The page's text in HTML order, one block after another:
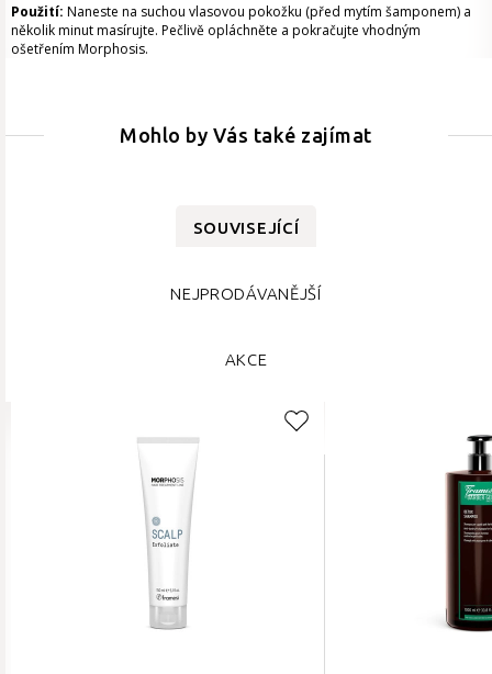
Použití: Naneste na suchou vlasovou pokožku (před mytím šamponem) a
několik minut masírujte. Pečlivě opláchněte a pokračujte vhodným
ošetřením Morphosis.
Mohlo by Vás také zajímat
SOUVISEJÍCÍ
NEJPRODÁVANĚJŠÍ
AKCE